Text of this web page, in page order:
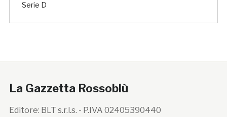
Serie D
La Gazzetta Rossoblù
Editore: BLT s.r.l.s. - P.IVA 02405390440